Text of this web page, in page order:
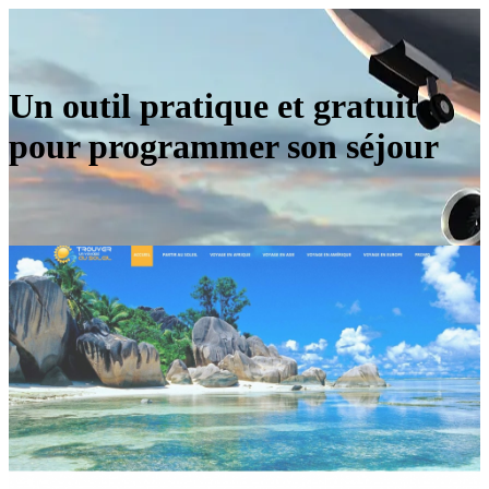
Un outil pratique et gratuit
pour programmer son séjour